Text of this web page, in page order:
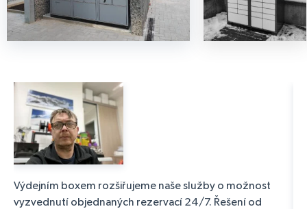
Výdejním boxem rozšiřujeme naše služby o možnost
vyzvednutí objednaných rezervací 24/7. Řešení od